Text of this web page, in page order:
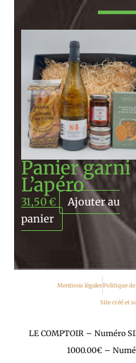
Panier garni
L’apéro
31,50€
Ajouter au
panier
Mentions légalesPolitique
Site créé et
LE COMPTOIR – Numéro
1000.00€ –